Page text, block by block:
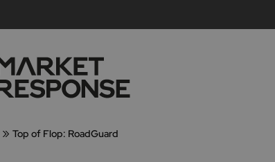
» Top of Flop: RoadGuard